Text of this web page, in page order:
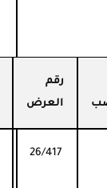
رقم
العرض
26/417